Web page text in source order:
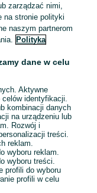
Google
zarządzać nimi,
na stronie polityki
naszym partnerom
Polityka
dane w celu
Aktywne
identyfikacji.
kombinacji danych
na urządzeniu lub
Rozwój i
treści.
reklam.
wyboru reklam.
wyboru treści.
profili do wyboru
profili w celu